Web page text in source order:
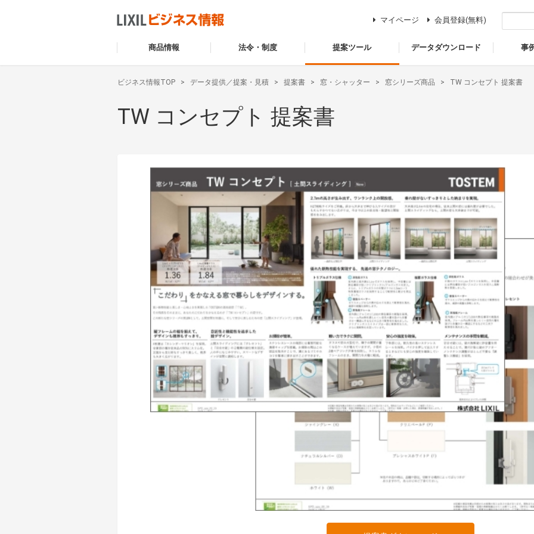
商品情報 法令・制度 提案ツール データダウンロード 事
マイページ 会員登録(無料)
ビジネス情報TOP データ提供／提案・見積 提案書 窓・シャッター 窓シリーズ商品 TW コンセプト 提案書
TW コンセプト 提案書